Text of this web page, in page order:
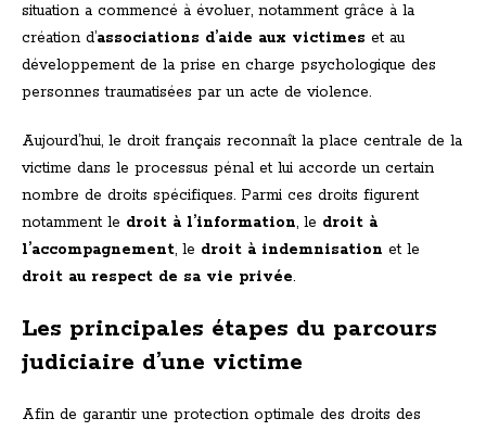
situation a commencé à évoluer, notamment grâce à la
création d’associations d’aide aux victimes et au
développement de la prise en charge psychologique des
personnes traumatisées par un acte de violence.
Aujourd’hui, le droit français reconnaît la place centrale de la
victime dans le processus pénal et lui accorde un certain
nombre de droits spécifiques. Parmi ces droits figurent
notamment le droit à l’information, le droit à
l’accompagnement, le droit à indemnisation et le
droit au respect de sa vie privée.
Les principales étapes du parcours
judiciaire d’une victime
Afin de garantir une protection optimale des droits des